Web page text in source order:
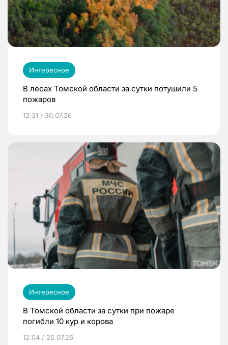
Интересное
В лесах Томской области за сутки потушили 5
пожаров
12:31 / 30.07.26
Интересное
В Томской области за сутки при пожаре
погибли 10 кур и корова
12:04 / 25.07.26